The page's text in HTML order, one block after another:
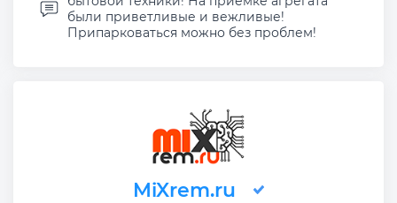
были приветливые и вежливые!
Припарковаться можно без проблем!
MiXrem.ru